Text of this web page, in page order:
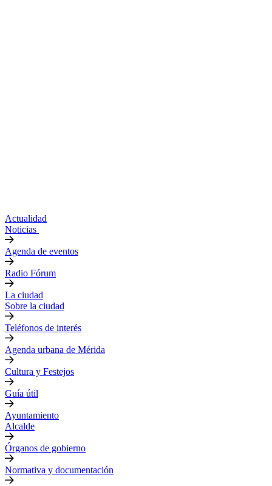
Actualidad
Noticias
Agenda de eventos
Radio Fórum
La ciudad
Sobre la ciudad
Teléfonos de interés
Agenda urbana de Mérida
Cultura y Festejos
Guía útil
Ayuntamiento
Alcalde
Órganos de gobierno
Normativa y documentación